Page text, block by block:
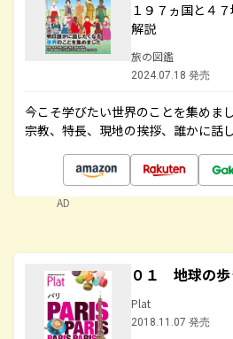
１９７ヵ国と４
解説
旅の図鑑
2024.07.18 発売
今こそ学びたい世界のことを集めま
宗教、特長、現地の挨拶、誰かに話
AD
０１ 地球の
Plat
2018.11.07 発売